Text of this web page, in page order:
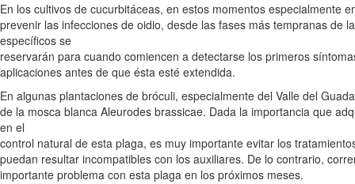
En los cultivos de cucurbitáceas, en estos momentos especialmente
prevenir las infecciones de oidio, desde las fases más tempranas de
específicos se
reservarán para cuando comiencen a detectarse los primeros
aplicaciones antes de que ésta esté extendida.
En algunas plantaciones de bróculi, especialmente del Valle del
de la mosca blanca Aleurodes brassicae. Dada la importancia que
en el
control natural de esta plaga, es muy importante evitar los
puedan resultar incompatibles con los auxiliares. De lo contrario,
importante problema con esta plaga en los próximos meses.